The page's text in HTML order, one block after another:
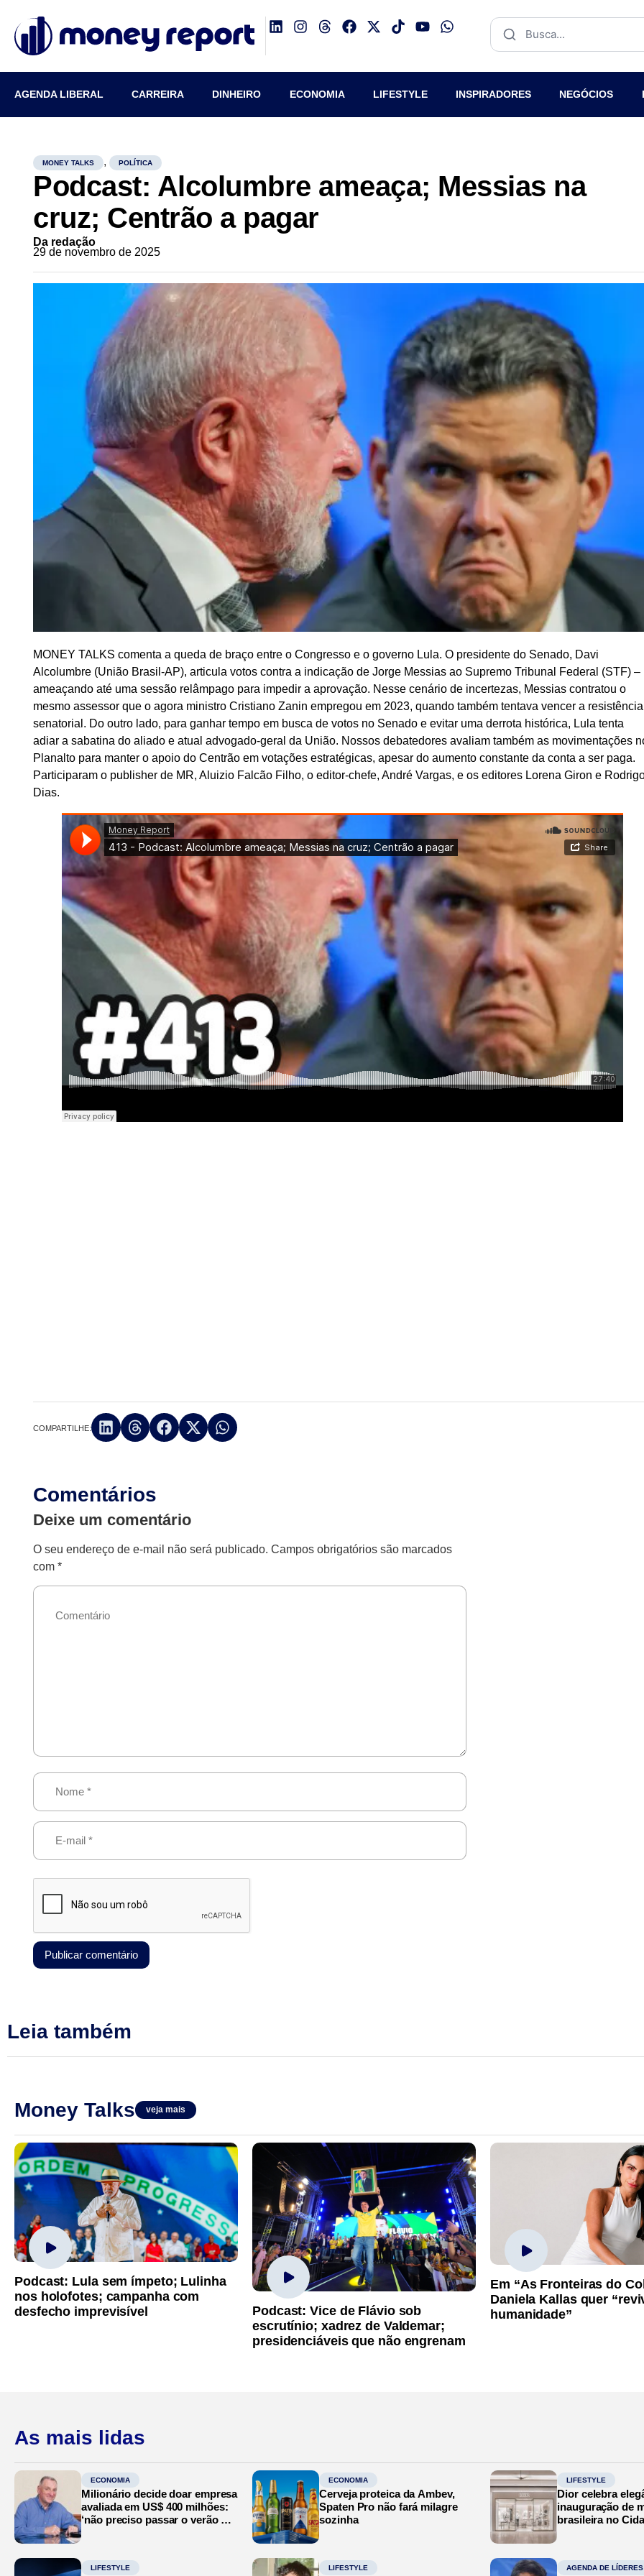
AGENDA LIBERAL CARREIRA DINHEIRO ECONOMIA LIFESTYLE INSPIRADORES NEGÓCIOS
MONEY TALKS , POLÍTICA
Podcast: Alcolumbre ameaça; Messias na
cruz; Centrão a pagar
Da redação
29 de novembro de 2025
MONEY TALKS comenta a queda de braço entre o Congresso e o governo Lula. O presidente do Senado, Davi
Alcolumbre (União Brasil-AP), articula votos contra a indicação de Jorge Messias ao Supremo Tribunal Federal (STF) –
ameaçando até uma sessão relâmpago para impedir a aprovação. Nesse cenário de incertezas, Messias contratou o
mesmo assessor que o agora ministro Cristiano Zanin empregou em 2023, quando também tentava vencer a resistência
senatorial. Do outro lado, para ganhar tempo em busca de votos no Senado e evitar uma derrota histórica, Lula tenta
adiar a sabatina do aliado e atual advogado-geral da União. Nossos debatedores avaliam também as movimentações
Planalto para manter o apoio do Centrão em votações estratégicas, apesar do aumento constante da conta a ser paga.
Participaram o publisher de MR, Aluizio Falcão Filho, o editor-chefe, André Vargas, e os editores Lorena Giron e
Dias.
COMPARTILHE:
Comentários
Deixe um comentário
O seu endereço de e-mail não será publicado. Campos obrigatórios são marcados
com*
Leia também
Money Talks veja mais
Podcast: Lula sem ímpeto; Lulinha
nos holofotes; campanha com
desfecho imprevisível
Podcast: Vice de Flávio sob
escrutínio; xadrez de Valdemar;
presidenciáveis que não engrenam
Em “As Fronteiras do
Daniela Kallas quer
humanidade”
As mais lidas
ECONOMIA
Milionário decide doar empresa
avaliada em US$ 400 milhões:
‘não preciso passar o verão no
ECONOMIA
Cerveja proteica da Ambev,
Spaten Pro não fará milagre
sozinha
LIFESTYLE
Dior celebra
inauguração de
brasileira no
LIFESTYLE LIFESTYLE AGENDA DE LÍDERES